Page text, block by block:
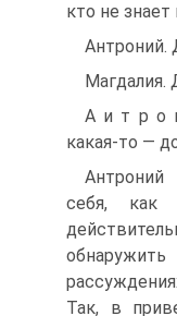
кто не
Антроний.
Магдалия.
А и т р о
какая-то —
себя, как
Так, в